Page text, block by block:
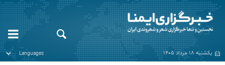
یکشنبه ۱۸ مرداد ۱۴۰۵